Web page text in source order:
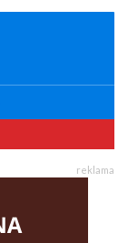
reklama